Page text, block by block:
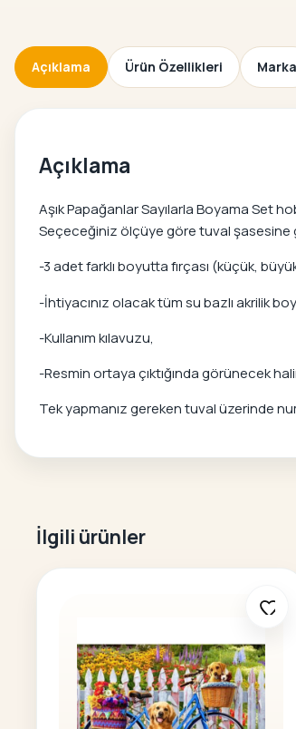
Açıklama Ürün Özellikleri Marka
Açıklama
Aşık Papağanlar Sayılarla Boyama Set
Seçeceğiniz ölçüye göre tuval şasesine
-3 adet farklı boyutta fırçası (küçük,
-İhtiyacınız olacak tüm su bazlı akrilik
-Kullanım kılavuzu,
-Resmin ortaya çıktığında görünecek
Tek yapmanız gereken tuval üzerinde
İlgili ürünler